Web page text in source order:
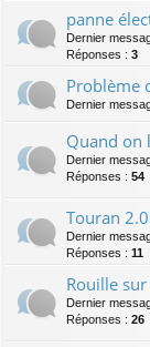
panne
Dernier
Réponses : 3
Problème
Dernier
Quand on
Dernier
Réponses : 54
Touran
Dernier
Réponses : 11
Rouille
Dernier
Réponses : 26